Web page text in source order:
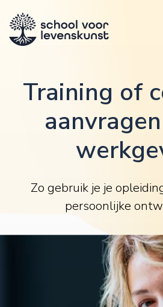
Training of
Zo gebruik je je
persoonlijke